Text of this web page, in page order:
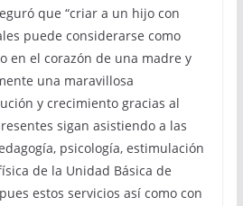
que “criar a un hijo con
puede considerarse como
en el corazón de una madre y
una maravillosa
y crecimiento gracias al
sigan asistiendo a las
psicología, estimulación
de la Unidad Básica de
estos servicios así como con